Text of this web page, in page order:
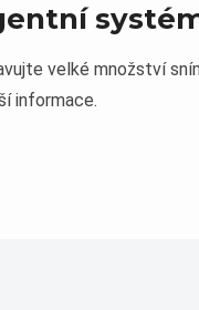
velké množství
informace.